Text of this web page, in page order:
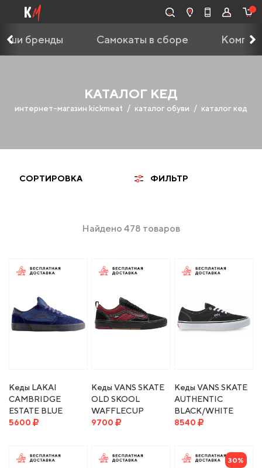
бренды Самокаты в сборе
КАТАЛОГ КЕД
интернет-магазин kickmeat каталог обуви каталог кед
ФИЛЬТР
СОРТИРОВКА
Найдено 478 товаров
Кеды LAKAI
CAMBRIDGE
ESTATE BLUE
SUEDE
5600
Кеды VANS SKATE
OLD SKOOL
WAFFLECUP
BLACK/RED
9700
Кеды VANS SKATE
AUTHENTIC
BLACK/WHITE
47EUR
8540
30%